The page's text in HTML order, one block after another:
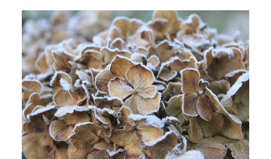
Lange ansehnliche Blütenstände von
Hortensien mit Raureif überzogen